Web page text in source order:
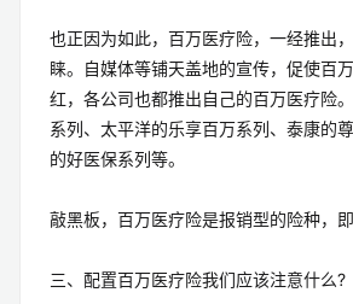
也正因为如此，百万医疗险，一经推出
睐。自媒体等铺天盖地的宣传，促使百
红，各公司也都推出自己的百万医疗险
系列、太平洋的乐享百万系列、泰康的
的好医保系列等。
敲黑板，百万医疗险是报销型的险种，
三、配置百万医疗险我们应该注意什么?